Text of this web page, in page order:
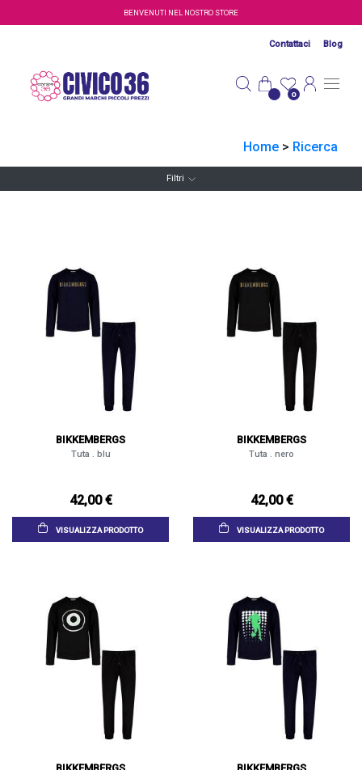
Salta al contenuto principaleBENVENUTI NEL NOSTRO STORE
Contattaci Blog
0
Home > Ricerca
Filtri
BIKKEMBERGS
Tuta . blu
42,00 €
VISUALIZZA PRODOTTO
BIKKEMBERGS
Tuta . nero
42,00 €
VISUALIZZA PRODOTTO